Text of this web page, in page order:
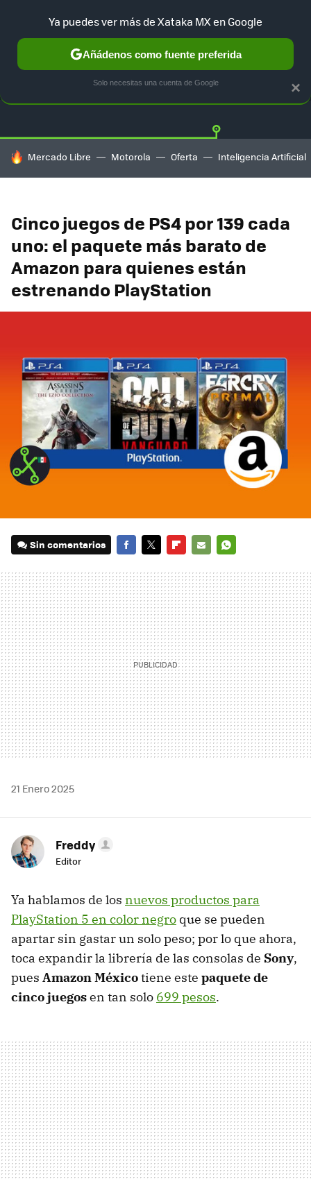
GUÍA DE COMPRAS MERCADO LIBRE
HOY SE HABLA DE
Mercado Libre Motorola Oferta Inteligencia Artificial
Cinco juegos de PS4 por 139 cada
uno: el paquete más barato de
Amazon para quienes están
estrenando PlayStation
Sin comentarios
MAIL
21 Enero 2025
Freddy
Editor
Ya hablamos de los nuevos productos para
PlayStation 5 en color negro que se pueden
apartar sin gastar un solo peso; por lo que ahora,
toca expandir la librería de las consolas de Sony,
pues Amazon Méxicotiene este paquete de
cinco juegosen tan solo 699 pesos.
×
Ya puedes ver más de Xataka MX en Google
Añádenos como fuente preferida
Solo necesitas una cuenta de Google